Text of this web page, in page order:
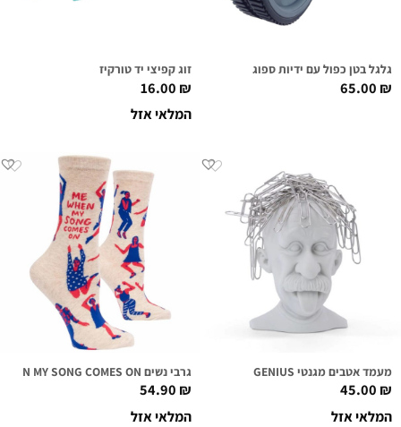
גלגל בטן כפול עם ידיות ספוג
65.00₪
זוג קפיצי יד טורקיז
16.00₪
המלאי אזל
מעמד אטבים מגנטי GENIUS
45.00₪
המלאי אזל
גרבי נשים ME WHEN MY SONG COMES ON
54.90₪
המלאי אזל